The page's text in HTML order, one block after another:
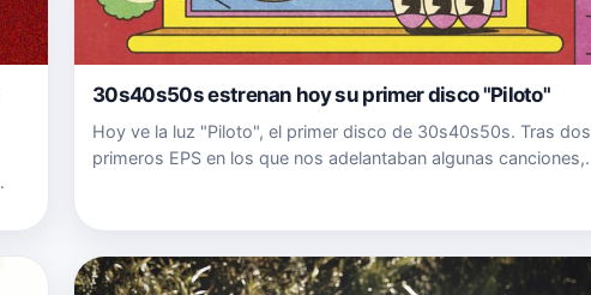
30s40s50s estrenan hoy su primer disco "Piloto"
Hoy ve la luz "Piloto", el primer disco de 30s40s50s. Tras dos
primeros EPS en los que nos adelantaban algunas canciones,